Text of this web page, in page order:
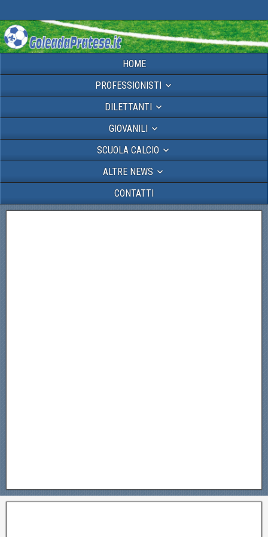
HOME
PROFESSIONISTI
DILETTANTI
GIOVANILI
SCUOLA CALCIO
ALTRE NEWS
CONTATTI